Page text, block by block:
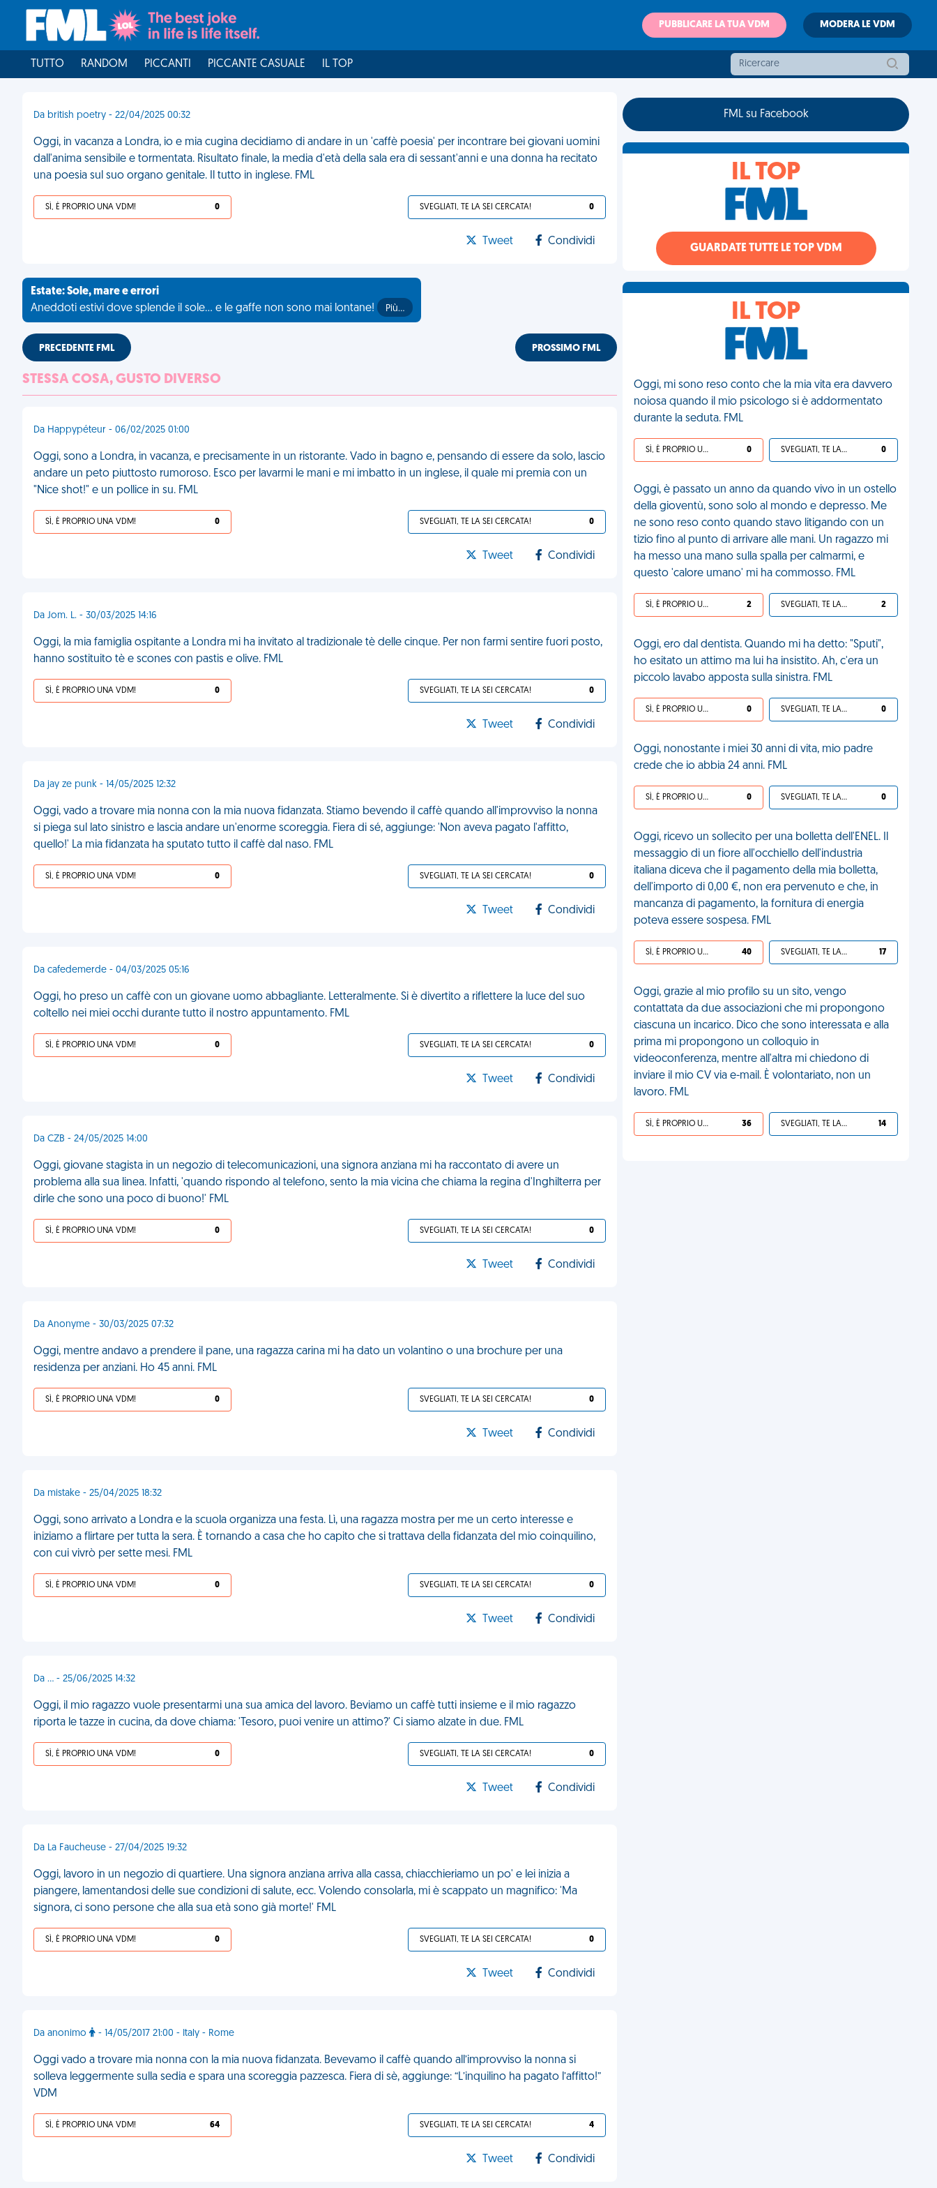
PUBBLICARE LA TUA VDM MODERA LE VDM
TUTTO RANDOM PICCANTI PICCANTE CASUALE IL TOP
Da british poetry - 22/04/2025 00:32
Oggi, in vacanza a Londra, io e mia cugina decidiamo di andare in un 'caffè poesia' per incontrare bei giovani uomini
dall'anima sensibile e tormentata. Risultato finale, la media d'età della sala era di sessant'anni e una donna ha recitato
una poesia sul suo organo genitale. Il tutto in inglese. FML
SÌ, È PROPRIO UNA VDM! 0 SVEGLIATI, TE LA SEI CERCATA! 0
Tweet Condividi
Estate: Sole, mare e errori
Aneddoti estivi dove splende il sole... e le gaffe non sono mai lontane!
Più…
PRECEDENTE FML PROSSIMO FML
STESSA COSA, GUSTO DIVERSO
Da Happypéteur - 06/02/2025 01:00
Oggi, sono a Londra, in vacanza, e precisamente in un ristorante. Vado in bagno e, pensando di essere da solo, lascio
andare un peto piuttosto rumoroso. Esco per lavarmi le mani e mi imbatto in un inglese, il quale mi premia con un
"Nice shot!" e un pollice in su. FML
SÌ, È PROPRIO UNA VDM! 0 SVEGLIATI, TE LA SEI CERCATA! 0
Tweet Condividi
Da Jom. L. - 30/03/2025 14:16
Oggi, la mia famiglia ospitante a Londra mi ha invitato al tradizionale tè delle cinque. Per non farmi sentire fuori posto,
hanno sostituito tè e scones con pastis e olive. FML
SÌ, È PROPRIO UNA VDM! 0 SVEGLIATI, TE LA SEI CERCATA! 0
Tweet Condividi
Da jay ze punk - 14/05/2025 12:32
Oggi, vado a trovare mia nonna con la mia nuova fidanzata. Stiamo bevendo il caffè quando all'improvviso la nonna
si piega sul lato sinistro e lascia andare un'enorme scoreggia. Fiera di sé, aggiunge: 'Non aveva pagato l'affitto,
quello!' La mia fidanzata ha sputato tutto il caffè dal naso. FML
SÌ, È PROPRIO UNA VDM! 0 SVEGLIATI, TE LA SEI CERCATA! 0
Tweet Condividi
Da cafedemerde - 04/03/2025 05:16
Oggi, ho preso un caffè con un giovane uomo abbagliante. Letteralmente. Si è divertito a riflettere la luce del suo
coltello nei miei occhi durante tutto il nostro appuntamento. FML
SÌ, È PROPRIO UNA VDM! 0 SVEGLIATI, TE LA SEI CERCATA! 0
Tweet Condividi
Da CZB - 24/05/2025 14:00
Oggi, giovane stagista in un negozio di telecomunicazioni, una signora anziana mi ha raccontato di avere un
problema alla sua linea. Infatti, 'quando rispondo al telefono, sento la mia vicina che chiama la regina d'Inghilterra per
dirle che sono una poco di buono!' FML
SÌ, È PROPRIO UNA VDM! 0 SVEGLIATI, TE LA SEI CERCATA! 0
Tweet Condividi
Da Anonyme - 30/03/2025 07:32
Oggi, mentre andavo a prendere il pane, una ragazza carina mi ha dato un volantino o una brochure per una
residenza per anziani. Ho 45 anni. FML
SÌ, È PROPRIO UNA VDM! 0 SVEGLIATI, TE LA SEI CERCATA! 0
Tweet Condividi
Da mistake - 25/04/2025 18:32
Oggi, sono arrivato a Londra e la scuola organizza una festa. Lì, una ragazza mostra per me un certo interesse e
iniziamo a flirtare per tutta la sera. È tornando a casa che ho capito che si trattava della fidanzata del mio coinquilino,
con cui vivrò per sette mesi. FML
SÌ, È PROPRIO UNA VDM! 0 SVEGLIATI, TE LA SEI CERCATA! 0
Tweet Condividi
Da ... - 25/06/2025 14:32
Oggi, il mio ragazzo vuole presentarmi una sua amica del lavoro. Beviamo un caffè tutti insieme e il mio ragazzo
riporta le tazze in cucina, da dove chiama: 'Tesoro, puoi venire un attimo?' Ci siamo alzate in due. FML
SÌ, È PROPRIO UNA VDM! 0 SVEGLIATI, TE LA SEI CERCATA! 0
Tweet Condividi
Da La Faucheuse - 27/04/2025 19:32
Oggi, lavoro in un negozio di quartiere. Una signora anziana arriva alla cassa, chiacchieriamo un po' e lei inizia a
piangere, lamentandosi delle sue condizioni di salute, ecc. Volendo consolarla, mi è scappato un magnifico: 'Ma
signora, ci sono persone che alla sua età sono già morte!' FML
SÌ, È PROPRIO UNA VDM! 0 SVEGLIATI, TE LA SEI CERCATA! 0
Tweet Condividi
Da anonimo - 14/05/2017 21:00 - Italy - Rome
Oggi vado a trovare mia nonna con la mia nuova fidanzata. Bevevamo il caffè quando all’improvviso la nonna si
solleva leggermente sulla sedia e spara una scoreggia pazzesca. Fiera di sè, aggiunge: “L’inquilino ha pagato l’affitto!”
VDM
SÌ, È PROPRIO UNA VDM! 64 SVEGLIATI, TE LA SEI CERCATA! 4
Tweet Condividi
FML su Facebook
IL TOP
GUARDATE TUTTE LE TOP VDM
IL TOP
Oggi, mi sono reso conto che la mia vita era davvero
noiosa quando il mio psicologo si è addormentato
durante la seduta. FML
SÌ, È PROPRIO UNA VDM! 0 SVEGLIATI, TE LA SEI CERCATA! 0
Oggi, è passato un anno da quando vivo in un ostello
della gioventù, sono solo al mondo e depresso. Me
ne sono reso conto quando stavo litigando con un
tizio fino al punto di arrivare alle mani. Un ragazzo mi
ha messo una mano sulla spalla per calmarmi, e
questo 'calore umano' mi ha commosso. FML
SÌ, È PROPRIO UNA VDM! 2 SVEGLIATI, TE LA SEI CERCATA! 2
Oggi, ero dal dentista. Quando mi ha detto: "Sputi",
ho esitato un attimo ma lui ha insistito. Ah, c'era un
piccolo lavabo apposta sulla sinistra. FML
SÌ, È PROPRIO UNA VDM! 0 SVEGLIATI, TE LA SEI CERCATA! 0
Oggi, nonostante i miei 30 anni di vita, mio padre
crede che io abbia 24 anni. FML
SÌ, È PROPRIO UNA VDM! 0 SVEGLIATI, TE LA SEI CERCATA! 0
Oggi, ricevo un sollecito per una bolletta dell'ENEL. Il
messaggio di un fiore all'occhiello dell'industria
italiana diceva che il pagamento della mia bolletta,
dell'importo di 0,00 €, non era pervenuto e che, in
mancanza di pagamento, la fornitura di energia
poteva essere sospesa. FML
SÌ, È PROPRIO UNA VDM! 40 SVEGLIATI, TE LA SEI CERCATA! 17
Oggi, grazie al mio profilo su un sito, vengo
contattata da due associazioni che mi propongono
ciascuna un incarico. Dico che sono interessata e alla
prima mi propongono un colloquio in
videoconferenza, mentre all'altra mi chiedono di
inviare il mio CV via e-mail. È volontariato, non un
lavoro. FML
SÌ, È PROPRIO UNA VDM! 36 SVEGLIATI, TE LA SEI CERCATA! 14